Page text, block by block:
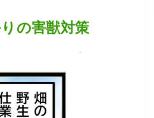
の害獣対策